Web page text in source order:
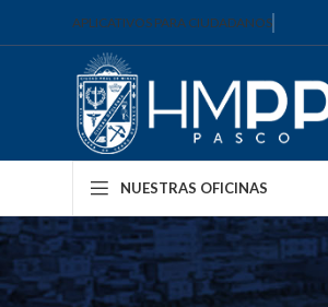
APLICATIVOS PARA CIUDADANOS
NUESTRAS OFICINAS